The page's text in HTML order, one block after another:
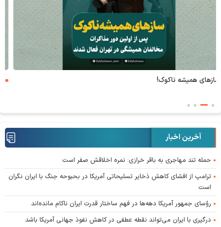
۶+۱ مدعی بهشت
آخرین اخبار
حمله تند مهاجری به باقر خرازی: نمره اخلاقش صفر است
ترامپ از افشای کاهش ذخایر تسلیحاتی آمریکا در بحبوحه جنگ با ایران نگران
است
رؤسای جمهور آمریکا دهه‌ها در فهم ساختار قدرت ایران ناکام مانده‌اند
درگیری با ایران می‌تواند نقطه عطفی در کاهش نفوذ جهانی آمریکا باشد